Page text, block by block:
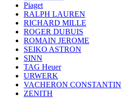
Piaget
RALPH LAUREN
RICHARD MILLE
ROGER DUBUIS
ROMAIN JEROME
SEIKO ASTRON
SINN
TAG Heuer
URWERK
VACHERON CONSTANTIN
ZENITH